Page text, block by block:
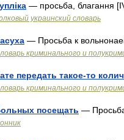
— просьба, благання
украинский словарь
— Просьба к
криминального и
передать такое-то
криминального и
посещать — Просьба